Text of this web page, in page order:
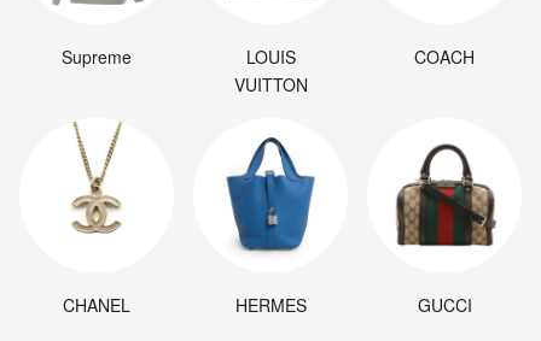
Supreme
LOUIS
VUITTON
COACH
CHANEL HERMES GUCCI